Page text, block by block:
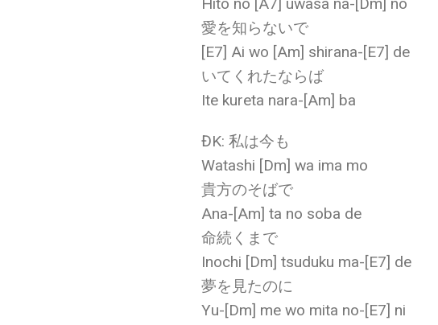
愛を知らないで
[E7] Ai wo [Am] shirana-[E7] de
いてくれたならば
Ite kureta nara-[Am] ba
ĐK: 私は今も
Watashi [Dm] wa ima mo
貴方のそばで
Ana-[Am] ta no soba de
命続くまで
Inochi [Dm] tsuduku ma-[E7] de
夢を見たのに
Yu-[Dm] me wo mita no-[E7] ni